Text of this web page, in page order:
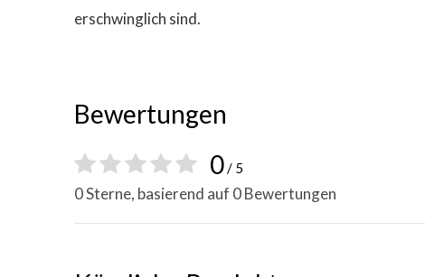
erschwinglich sind.
Bewertungen
0/ 5
0 Sterne, basierend auf 0 Bewertungen